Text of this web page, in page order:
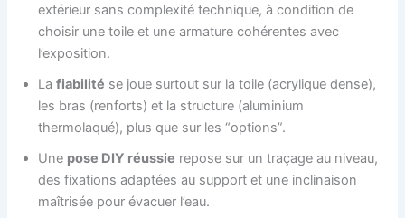
extérieur sans complexité technique, à condition de
choisir une toile et une armature cohérentes avec
l’exposition.
Lafiabilité se joue surtout sur la toile (acrylique dense),
les bras (renforts) et la structure (aluminium
thermolaqué), plus que sur les “options”.
Une pose DIY réussie repose sur un traçage au niveau,
des fixations adaptées au support et une inclinaison
maîtrisée pour évacuer l’eau.